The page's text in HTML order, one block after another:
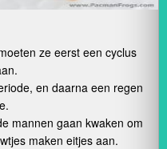
ze eerst een cyclus
en daarna een regen
mannen gaan kwaken om
maken eitjes aan.